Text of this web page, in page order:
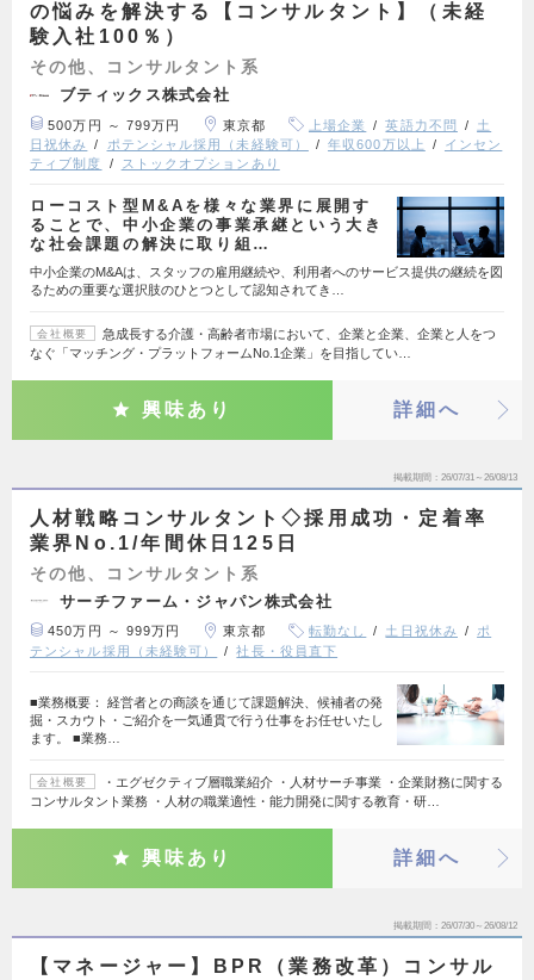
の悩みを解決する【コンサルタント】（未経
験入社100％）
その他、コンサルタント系
ブティックス株式会社
500万円 ～ 799万円 東京都 上場企業 英語力不問
土
日祝休み
ポテンシャル採用（未経験可） 年収600万以上
インセン
ティブ制度
ストックオプションあり
ローコスト型M&Aを様々な業界に展開す
ることで、中小企業の事業承継という大き
な社会課題の解決に取り組…
中小企業のM&Aは、スタッフの雇用継続や、利用者へのサービス提供の継続を図
るための重要な選択肢のひとつとして認知されてき…
会社概要
急成長する介護・高齢者市場において、企業と企業、企業と人をつ
なぐ「マッチング・プラットフォームNo.1企業」を目指してい…
興味あり 詳細へ
掲載期間 26/07/31～26/08/13
人材戦略コンサルタント◇採用成功・定着率
業界No.1/年間休日125日
その他、コンサルタント系
サーチファーム・ジャパン株式会社
450万円 ～ 999万円 東京都 転勤なし 土日祝休み
ポ
テンシャル採用（未経験可）
社長・役員直下
■業務概要： 経営者との商談を通じて課題解決、候補者の発
掘・スカウト・ご紹介を一気通貫で行う仕事をお任せいたし
ます。 ■業務…
会社概要
・エグゼクティブ層職業紹介 ・人材サーチ事業 ・企業財務に関する
コンサルタント業務 ・人材の職業適性・能力開発に関する教育・研…
興味あり 詳細へ
掲載期間 26/07/30～26/08/12
【マネージャー】BPR（業務改革）コンサル